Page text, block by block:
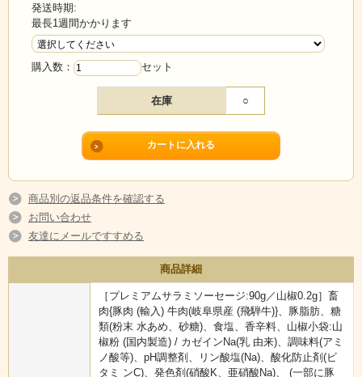
発送時期:
最長1週間かかります
購入数： セット
在庫 ○
商品別の返品条件を確認する
お問い合わせ
友達にメールですすめる
商品詳細
［プレミアムサラミソーセージ:90g／山椒0.2g］畜
肉{豚肉 (輸入) 牛肉(岐阜県産 (飛騨牛)}、豚脂肪、糖
類(粉末 水あめ、砂糖)、食塩、香辛料、山椒小袋:山
椒粉 (国内製造) / カゼインNa(乳 由来)、調味料(アミ
ノ酸等)、pH調整剤、リン酸塩(Na)、酸化防止剤(ビ
タミ ンC)、発色剤(硝酸K、亜硝酸Na)、 (一部に豚